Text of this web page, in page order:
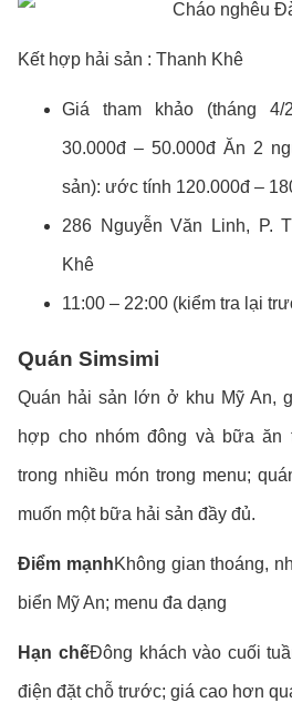
Kết hợp hải sản : Thanh Khê
Giá tham khảo (tháng 4/
30.000đ – 50.000đ Ăn 2
sản): ước tính 120.000đ –
286 Nguyễn Văn Linh, P.
Khê
11:00 – 22:00 (kiểm tra lại
Quán Simsimi
Quán hải sản lớn ở khu Mỹ An,
hợp cho nhóm đông và bữa ăn
trong nhiều món trong menu;
muốn một bữa hải sản đầy đủ.
Điểm mạnhKhông gian thoáng,
biển Mỹ An; menu đa dạng
Hạn chếĐông khách vào cuối
điện đặt chỗ trước; giá cao hơn